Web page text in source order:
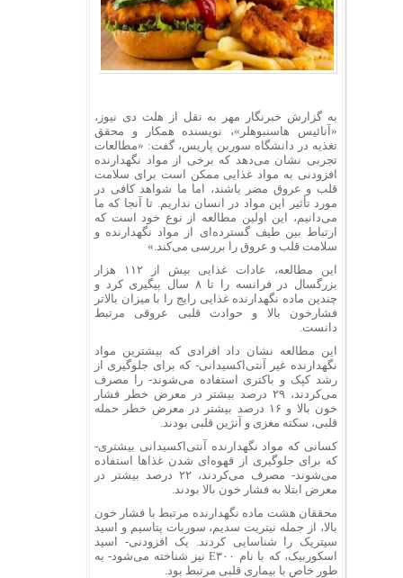
به گزارش خبرنگار مهر به نقل از هلث دی نیوز،
«آنائیس هاسنبوهلر»، نویسنده همکار و محقق
تغذیه در دانشگاه سوربن پاریس، گفت: «مطالعات
تجربی نشان می‌دهد که برخی از مواد نگهدارنده
افزودنی به مواد غذایی ممکن است برای سلامت
قلب و عروق مضر باشند، اما ما شواهد کافی در
مورد تأثیر این مواد در انسان نداریم. تا آنجا که ما
می‌دانیم، این اولین مطالعه از نوع خود است که
ارتباط بین طیف گسترده‌ای از مواد نگهدارنده و
سلامت قلب و عروق را بررسی می‌کند.»
این مطالعه، عادات غذایی بیش از ۱۱۲ هزار
بزرگسال در فرانسه را تا ۸ سال پیگیری کرد و
چندین ماده نگهدارنده غذایی رایج را با میزان بالاتر
فشارخون بالا و حوادث قلبی عروقی مرتبط
دانست.
این مطالعه نشان داد افرادی که بیشترین مواد
نگهدارنده غیر آنتی‌اکسیدانی- که برای جلوگیری از
رشد کپک و باکتری استفاده می‌شوند- را مصرف
می‌کردند، ۲۹ درصد بیشتر در معرض خطر فشار
خون بالا و ۱۶ درصد بیشتر در معرض خطر حمله
قلبی، سکته مغزی و آنژین قلبی بودند.
کسانی که مواد نگهدارنده آنتی‌اکسیدانی بیشتری-
که برای جلوگیری از قهوه‌ای شدن غذاها استفاده
می‌شوند- مصرف می‌کردند، ۲۲ درصد بیشتر در
معرض ابتلا به فشار خون بالا بودند.
محققان هشت ماده نگهدارنده مرتبط با فشار خون
بالا، از جمله نیتریت سدیم، سوربات پتاسیم و اسید
سیتریک را شناسایی کردند. یک افزودنی- اسید
اسکوربیک، که با نام E۳۰۰ نیز شناخته می‌شود- به
طور خاص با بیماری قلبی مرتبط بود.